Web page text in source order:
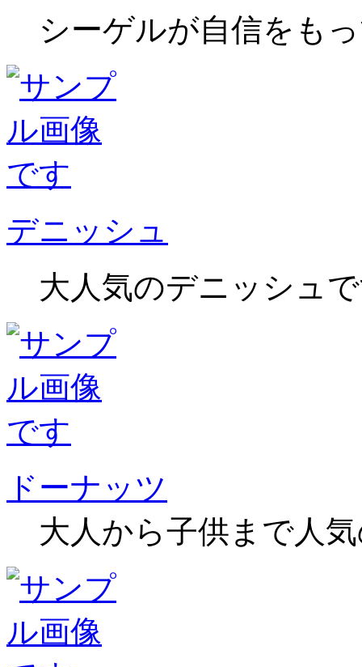
シーゲルが自信をも
デニッシュ
大人気のデニッシュ
ドーナッツ
大人から子供まで人